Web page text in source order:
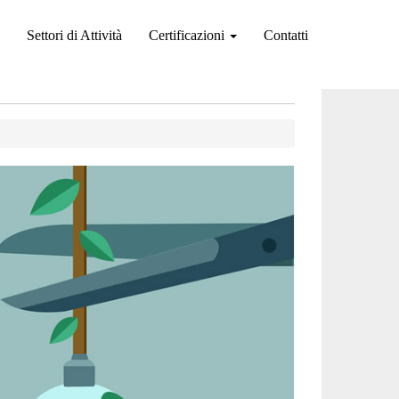
Settori di Attività Certificazioni Contatti